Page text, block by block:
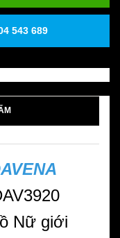
543 689
Nữ giới